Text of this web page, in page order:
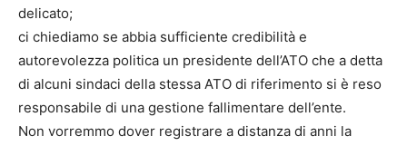
delicato;
ci chiediamo se abbia sufficiente credibilità e
autorevolezza politica un presidente dell’ATO che a detta
di alcuni sindaci della stessa ATO di riferimento si è reso
responsabile di una gestione fallimentare dell’ente.
Non vorremmo dover registrare a distanza di anni la